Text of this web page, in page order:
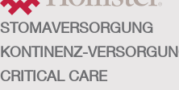
STOMAVERSORGUNG
KONTINENZ-
CRITICAL CARE